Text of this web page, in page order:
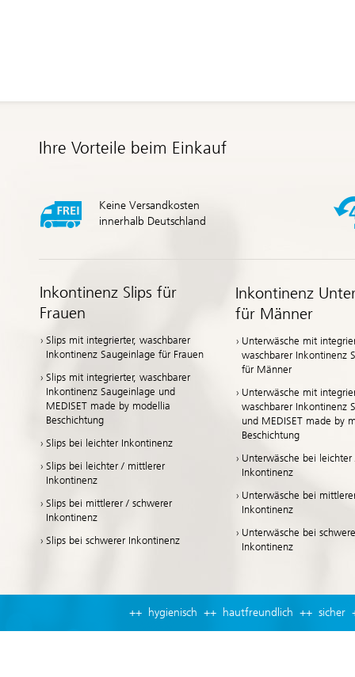
Ihre Vorteile beim Einkauf
Keine Versandkosten
innerhalb Deutschland
Inkontinenz Slips für
Frauen
Slips mit integrierter, waschbarer
Inkontinenz Saugeinlage für Frauen
Slips mit integrierter, waschbarer
Inkontinenz Saugeinlage und
MEDISET made by modellia
Beschichtung
Slips bei leichter Inkontinenz
Slips bei leichter / mittlerer
Inkontinenz
Slips bei mittlerer / schwerer
Inkontinenz
Slips bei schwerer Inkontinenz
Inkontinenz
für Männer
Unterwäsche mit
waschbarer Inkontinenz
für Männer
Unterwäsche mit
waschbarer Inkontinenz
und MEDISET made by
Beschichtung
Unterwäsche bei
Inkontinenz
Unterwäsche bei
Inkontinenz
Unterwäsche bei
Inkontinenz
++ hygienisch ++ hautfreundlich ++ sicher